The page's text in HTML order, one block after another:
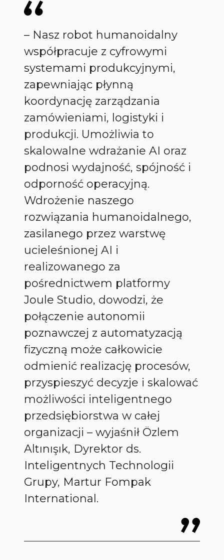
– Nasz robot humanoidalny
współpracuje z cyfrowymi
systemami produkcyjnymi,
zapewniając płynną
koordynację zarządzania
zamówieniami, logistyki i
produkcji. Umożliwia to
skalowalne wdrażanie AI oraz
podnosi wydajność, spójność i
odporność operacyjną.
Wdrożenie naszego
rozwiązania humanoidalnego,
zasilanego przez warstwę
ucieleśnionej AI i
realizowanego za
pośrednictwem platformy
Joule Studio, dowodzi, że
połączenie autonomii
poznawczej z automatyzacją
fizyczną może całkowicie
odmienić realizację procesów,
przyspieszyć decyzje i skalować
możliwości inteligentnego
przedsiębiorstwa w całej
organizacji – wyjaśnił Özlem
Altınışık, Dyrektor ds.
Inteligentnych Technologii
Grupy, Martur Fompak
International.